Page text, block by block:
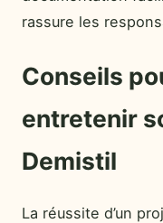
rassure les
Conseils
entretenir
Demistil
La réussite d’un